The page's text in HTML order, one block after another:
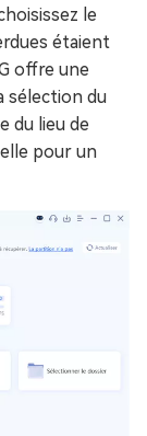
le
étaient
offre une
sélection du
du lieu de
pour un